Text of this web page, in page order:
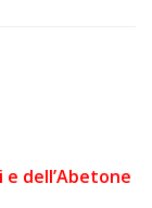
dell’Abetone